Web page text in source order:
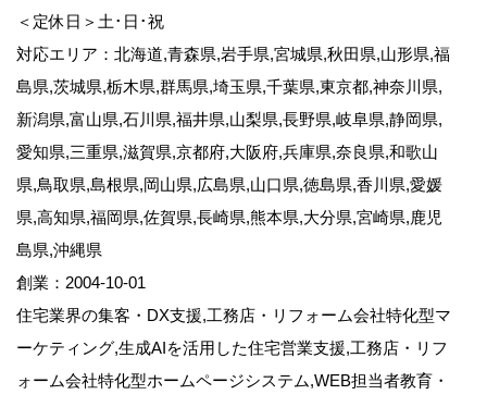
＜定休日＞土･日･祝
対応エリア：北海道,青森県,岩手県,宮城県,秋田県,山形県,福
島県,茨城県,栃木県,群馬県,埼玉県,千葉県,東京都,神奈川県,
新潟県,富山県,石川県,福井県,山梨県,長野県,岐阜県,静岡県,
愛知県,三重県,滋賀県,京都府,大阪府,兵庫県,奈良県,和歌山
県,鳥取県,島根県,岡山県,広島県,山口県,徳島県,香川県,愛媛
県,高知県,福岡県,佐賀県,長崎県,熊本県,大分県,宮崎県,鹿児
島県,沖縄県
創業：2004-10-01
住宅業界の集客・DX支援,工務店・リフォーム会社特化型マ
ーケティング,生成AIを活用した住宅営業支援,工務店・リフ
ォーム会社特化型ホームページシステム,WEB担当者教育・